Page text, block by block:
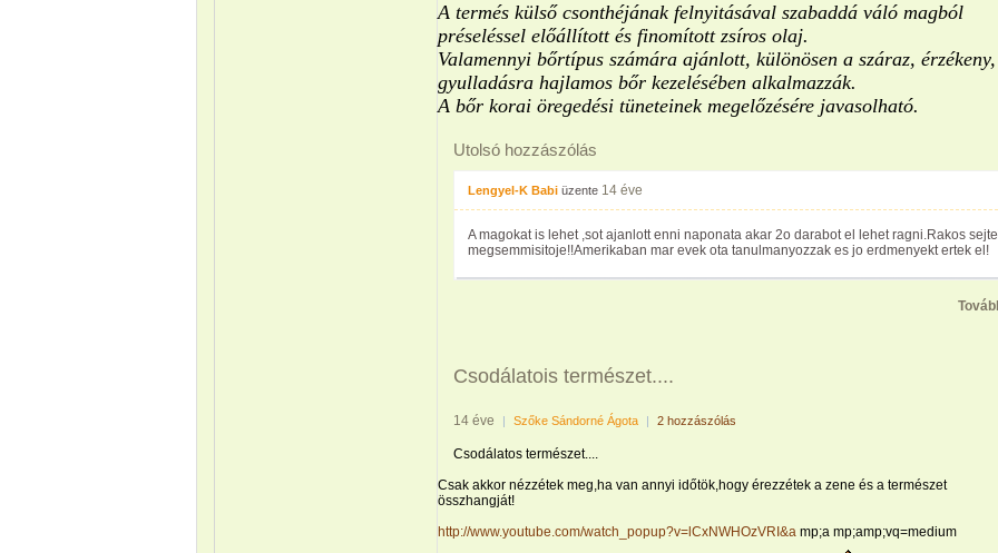
A termés külső csonthéjának felnyitásával szabaddá váló magból
préseléssel előállított és finomított zsíros olaj.
Valamennyi bőrtípus számára ajánlott, különösen a száraz, érzékeny,
gyulladásra hajlamos bőr kezelésében alkalmazzák.
A bőr korai öregedési tüneteinek megelőzésére javasolható.
Utolsó hozzászólás
Lengyel-K Babi üzente 14 éve
A magokat is lehet ,sot ajanlott enni naponata akar 2o darabot el lehet ragni.Rakos
megsemmisitoje!!Amerikaban mar evek ota tanulmanyozzak es jo erdmenyekt ertek el!
Csodálatois természet....
14 éve | Szőke Sándorné Ágota | 2 hozzászólás
Csodálatos természet....
Csak akkor nézzétek meg,ha van annyi időtök,hogy érezzétek a zene és a természet
összhangját!
http://www.youtube.com/watch_popup?v=lCxNWHOzVRI&a mp;a mp;amp;vq=medium